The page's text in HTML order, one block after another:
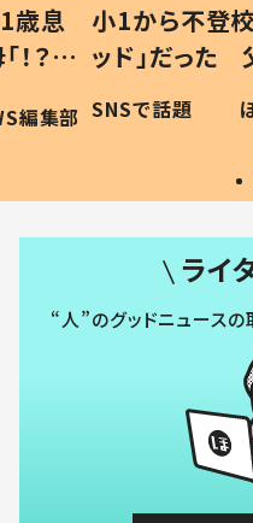
歳息
？」
編集部
小1から不登校
ッド」だった
作り続ける
#令和の子
SNSで話題
ライ
“人”のグッドニュースの